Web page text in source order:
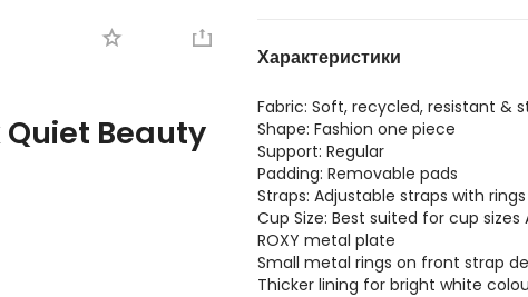
Quiet Beauty
Характеристики
Fabric: Soft, recycled, resistant
Shape: Fashion one piece
Support: Regular
Padding: Removable pads
Straps: Adjustable straps with
Cup Size: Best suited for cup sizes
ROXY metal plate
Small metal rings on front strap
Thicker lining for bright white